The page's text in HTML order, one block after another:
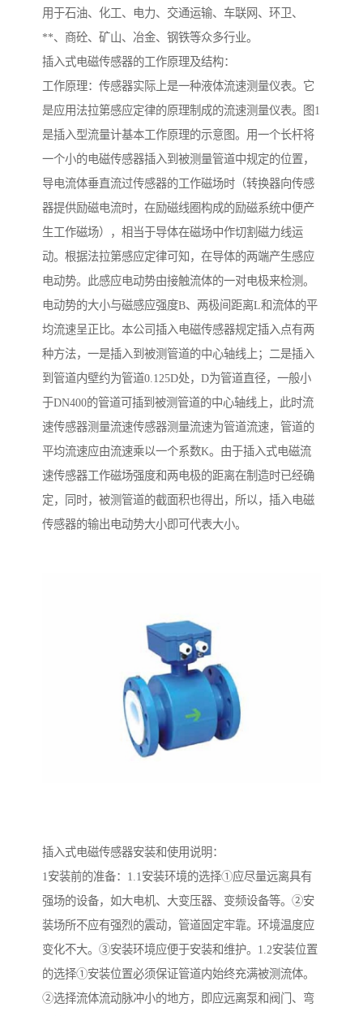
用于石油、化工、电力、交通运输、车联网、环卫、
**、商砼、矿山、冶金、钢铁等众多行业。
插入式电磁传感器的工作原理及结构：
工作原理：传感器实际上是一种液体流速测量仪表。它
是应用法拉第感应定律的原理制成的流速测量仪表。图1
是插入型流量计基本工作原理的示意图。用一个长杆将
一个小的电磁传感器插入到被测量管道中规定的位置，
导电流体垂直流过传感器的工作磁场时（转换器向传感
器提供励磁电流时，在励磁线圈构成的励磁系统中便产
生工作磁场），相当于导体在磁场中作切割磁力线运
动。根据法拉第感应定律可知，在导体的两端产生感应
电动势。此感应电动势由接触流体的一对电极来检测。
电动势的大小与磁感应强度B、两极间距离L和流体的平
均流速呈正比。本公司插入电磁传感器规定插入点有两
种方法，一是插入到被测管道的中心轴线上；二是插入
到管道内壁约为管道0.125D处，D为管道直径，一般小
于DN400的管道可插到被测管道的中心轴线上，此时流
速传感器测量流速传感器测量流速为管道流速，管道的
平均流速应由流速乘以一个系数K。由于插入式电磁流
速传感器工作磁场强度和两电极的距离在制造时已经确
定，同时，被测管道的截面积也得出，所以，插入电磁
传感器的输出电动势大小即可代表大小。
插入式电磁传感器安装和使用说明：
1安装前的准备：1.1安装环境的选择①应尽量远离具有
强场的设备，如大电机、大变压器、变频设备等。②安
装场所不应有强烈的震动，管道固定牢靠。环境温度应
变化不大。③安装环境应便于安装和维护。1.2安装位置
的选择①安装位置必须保证管道内始终充满被测流体。
②选择流体流动脉冲小的地方，即应远离泵和阀门、弯